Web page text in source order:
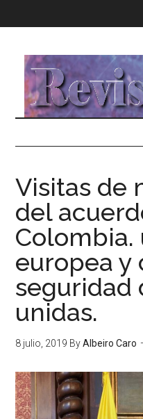
Visitas de
del
Colombia.
europea y
seguridad
unidas.
8 julio, 2019 ByAlbeiro Caro